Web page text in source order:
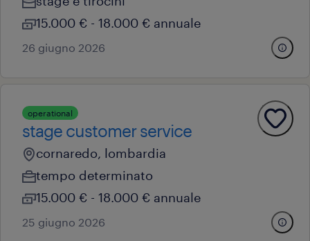
15.000 € - 18.000 € annuale
26 giugno 2026
operational
stage customer service
cornaredo, lombardia
tempo determinato
15.000 € - 18.000 € annuale
25 giugno 2026